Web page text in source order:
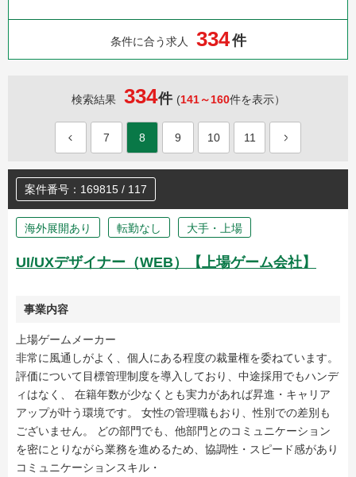
条件に合う求人 334件
検索結果 334件 (141～160件を表示）
7 8 9 10 11
案件番号：169815 / 117
海外展開あり 転勤なし 大手・上場
UI/UXデザイナー（WEB）【上場ゲーム会社】
事業内容
上場ゲームメーカー
非常に風通しがよく、個人にある程度の裁量権を委ねています。
評価について目標管理制度を導入しており、中途採用でもハンデ
ィはなく、 在籍年数が少なくとも実力があれば昇進・キャリア
アップが叶う環境です。 女性の管理職もおり、性別での差別も
ございません。 どの部門でも、他部門とのコミュニケーション
を密にとりながら業務を進めるため、協調性・スピード感があり
コミュニケーションスキル・